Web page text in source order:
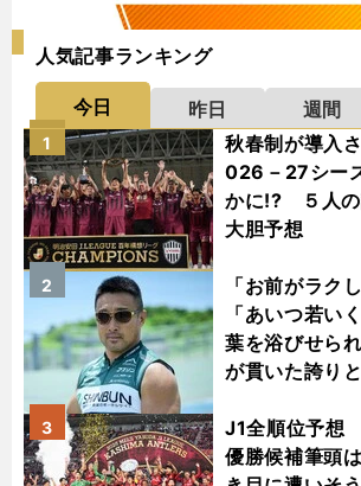
人気記事ランキング
今日 昨日 週間
秋春制が導入
026－27シー
かに!? ５人の
大胆予想
1
「お前がラク
「あいつ若い
葉を浴びせら
が貫いた誇り
2
J1全順位予想
優勝候補筆頭
3